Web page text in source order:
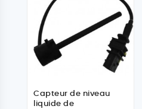
Capteur de niveau
liquide de